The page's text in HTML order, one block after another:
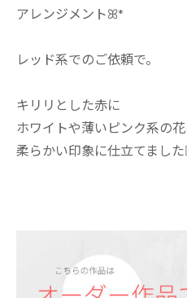
アレンジメントꕤ*
レッド系でのご依頼で。
キリリとした赤に
ホワイトや薄いピンク系の
柔らかい印象に仕立てまし